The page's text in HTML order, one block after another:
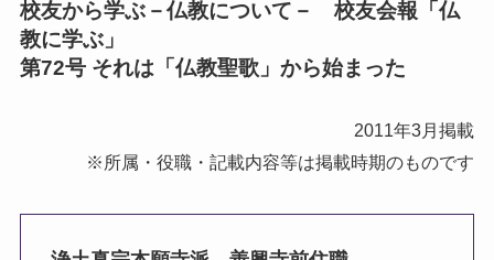
校友から学ぶ－仏教について－ 校友会報「仏
教に学ぶ」
第72号 それは「仏教聖歌」から始まった
2011年3月掲載
※所属・役職・記載内容等は掲載時期のものです